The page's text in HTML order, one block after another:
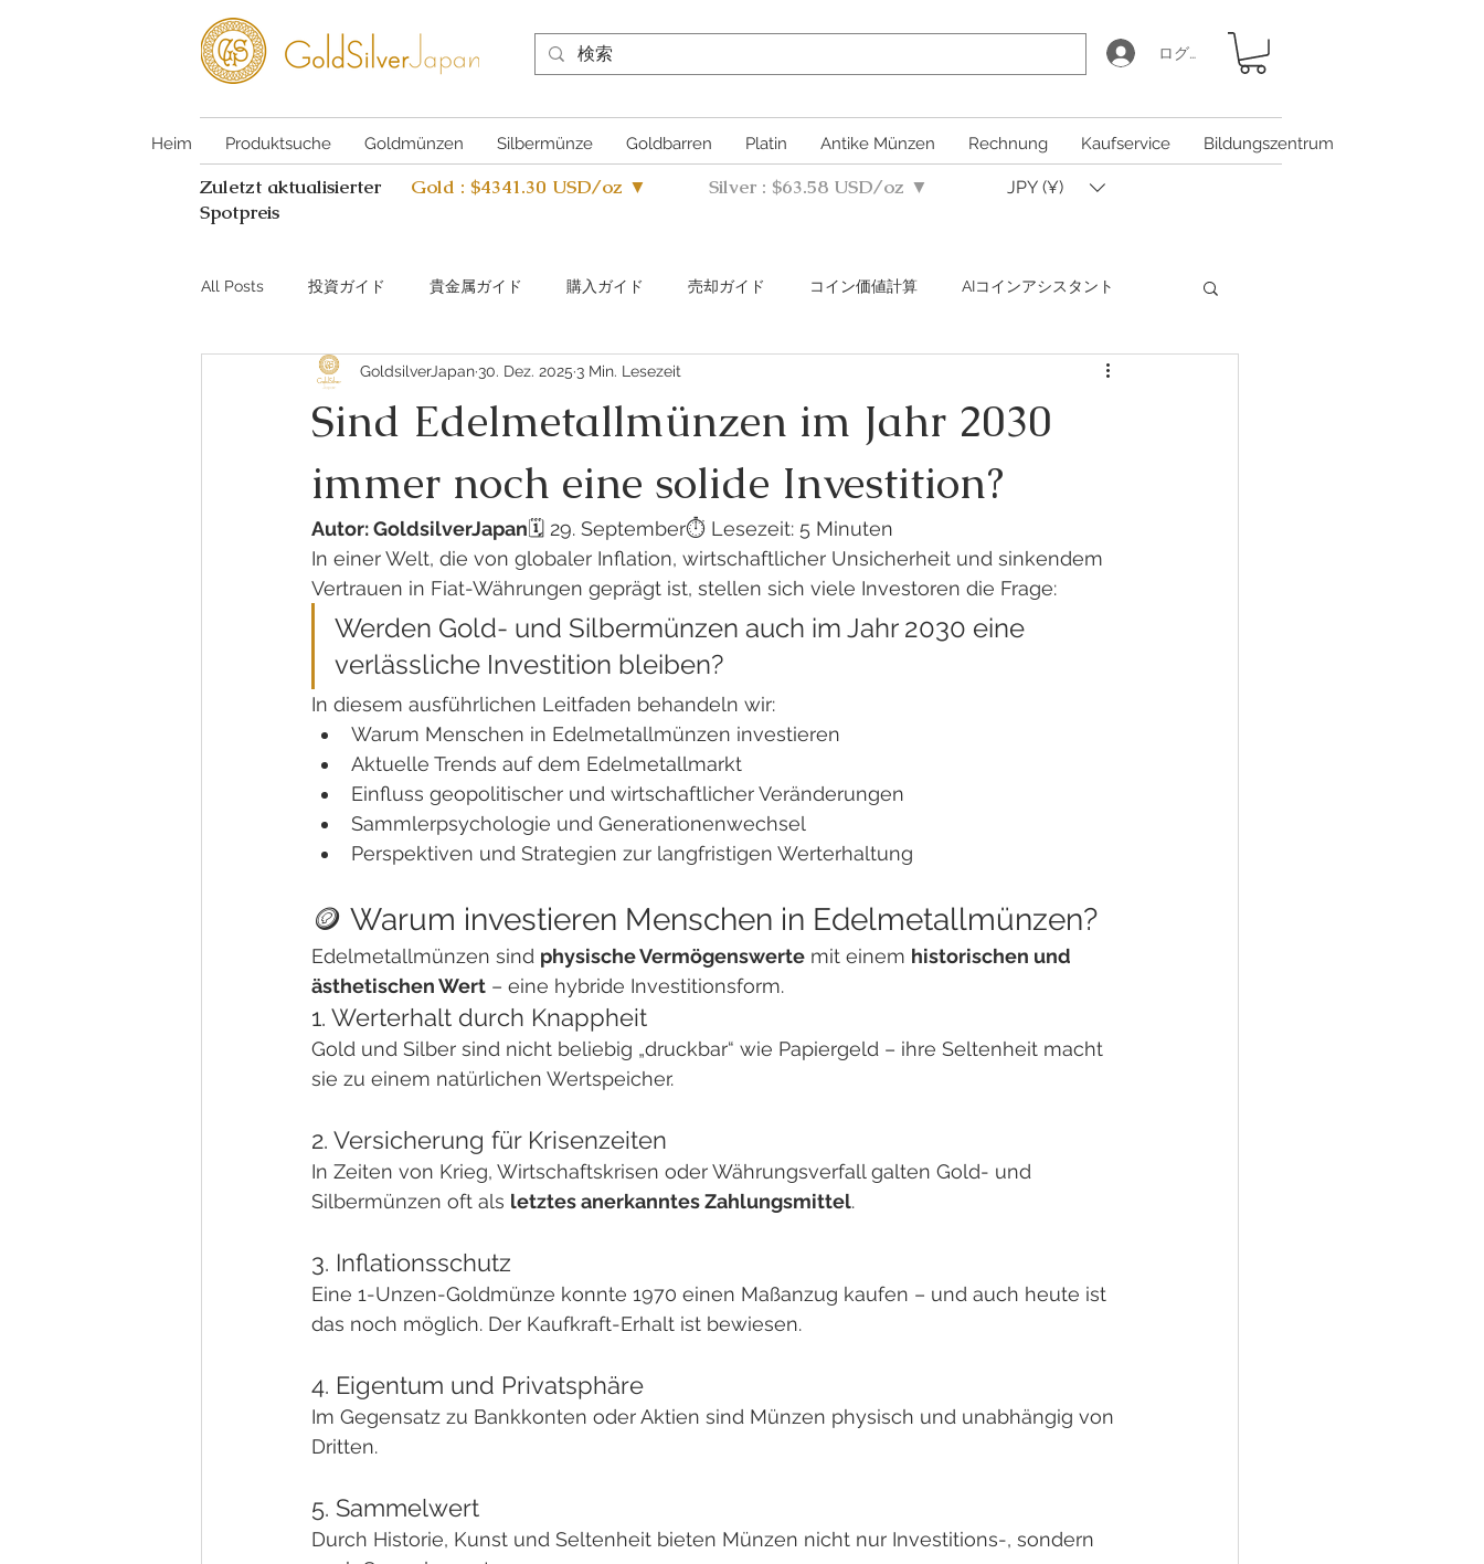
ログイン
Heim Produktsuche Goldmünzen Silbermünze Goldbarren Platin Antike Münzen Rechnung Kaufservice Bildungszentrum
Zuletzt aktualisierter
Spotpreis
Gold : $4341.30 USD/oz ▼ Silver : $63.58 USD/oz ▼ JPY (¥)
All Posts 投資ガイド 貴金属ガイド 購入ガイド 売却ガイド ​コイン価値計算 AIコインアシスタント
Investing guide Q&A Precious Metals Guide Q&A Buying Guide Q&A Coin Calculator Q&A
Coin Authentication Guide
Sind Edelmetallmünzen im Jahr 2030
immer noch eine solide Investition?
GoldsilverJapan 30. Dez. 2025 3 Min. Lesezeit
Autor: GoldsilverJapan🗓️ 29. September⏱️ Lesezeit: 5 Minuten
In einer Welt, die von globaler Inflation, wirtschaftlicher Unsicherheit und sinkendem
Vertrauen in Fiat-Währungen geprägt ist, stellen sich viele Investoren die Frage:
Werden Gold- und Silbermünzen auch im Jahr 2030 eine
verlässliche Investition bleiben?
In diesem ausführlichen Leitfaden behandeln wir:
Warum Menschen in Edelmetallmünzen investieren
Aktuelle Trends auf dem Edelmetallmarkt
Einfluss geopolitischer und wirtschaftlicher Veränderungen
Sammlerpsychologie und Generationenwechsel
Perspektiven und Strategien zur langfristigen Werterhaltung
🪙 Warum investieren Menschen in Edelmetallmünzen?
Edelmetallmünzen sind physische Vermögenswerte mit einem historischen und
ästhetischen Wert – eine hybride Investitionsform.
1. Werterhalt durch Knappheit
Gold und Silber sind nicht beliebig „druckbar“ wie Papiergeld – ihre Seltenheit macht
sie zu einem natürlichen Wertspeicher.
2. Versicherung für Krisenzeiten
In Zeiten von Krieg, Wirtschaftskrisen oder Währungsverfall galten Gold- und
Silbermünzen oft als letztes anerkanntes Zahlungsmittel.
3. Inflationsschutz
Eine 1-Unzen-Goldmünze konnte 1970 einen Maßanzug kaufen – und auch heute ist
das noch möglich. Der Kaufkraft-Erhalt ist bewiesen.
4. Eigentum und Privatsphäre
Im Gegensatz zu Bankkonten oder Aktien sind Münzen physisch und unabhängig von
Dritten.
5. Sammelwert
Durch Historie, Kunst und Seltenheit bieten Münzen nicht nur Investitions-, sondern